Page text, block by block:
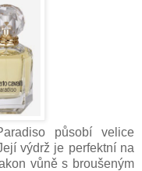
působí velice
výdrž je perfektní na
vůně s broušeným